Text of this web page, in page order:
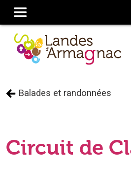
Balades et randonnées
Circuit de